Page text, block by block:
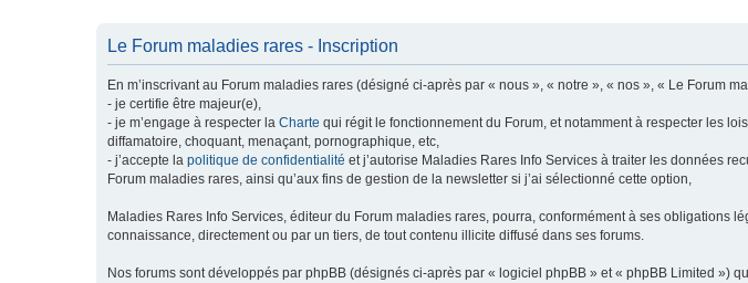
Le Forum maladies rares - Inscription
En m’inscrivant au Forum maladies rares (désigné ci-après par « nous », « notre », « nos », « Le Forum
- je certifie être majeur(e),
- je m’engage à respecter la Charte qui régit le fonctionnement du Forum, et notamment à respecter les
diffamatoire, choquant, menaçant, pornographique, etc,
- j’accepte la politique de confidentialité et j’autorise Maladies Rares Info Services à traiter les données
Forum maladies rares, ainsi qu’aux fins de gestion de la newsletter si j’ai sélectionné cette option,
Maladies Rares Info Services, éditeur du Forum maladies rares, pourra, conformément à ses obligations
connaissance, directement ou par un tiers, de tout contenu illicite diffusé dans ses forums.
Nos forums sont développés par phpBB (désignés ci-après par « logiciel phpBB » et « phpBB Limited »)